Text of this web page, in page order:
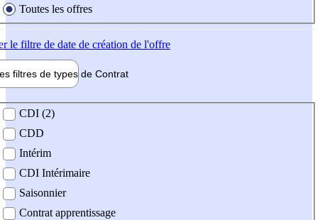
Toutes les offres
le filtre de date de création de l'offre
filtres de types de Contrat
contrat
CDI (2)
CDD
Intérim
CDI Intérimaire
Saisonnier
Contrat apprentissage